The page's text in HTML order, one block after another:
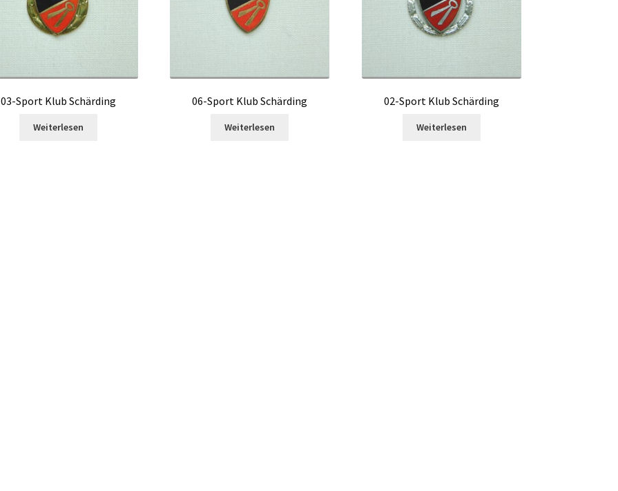
03-Sport Klub Schärding
Weiterlesen
06-Sport Klub Schärding
Weiterlesen
02-Sport Klub Schärding
Weiterlesen